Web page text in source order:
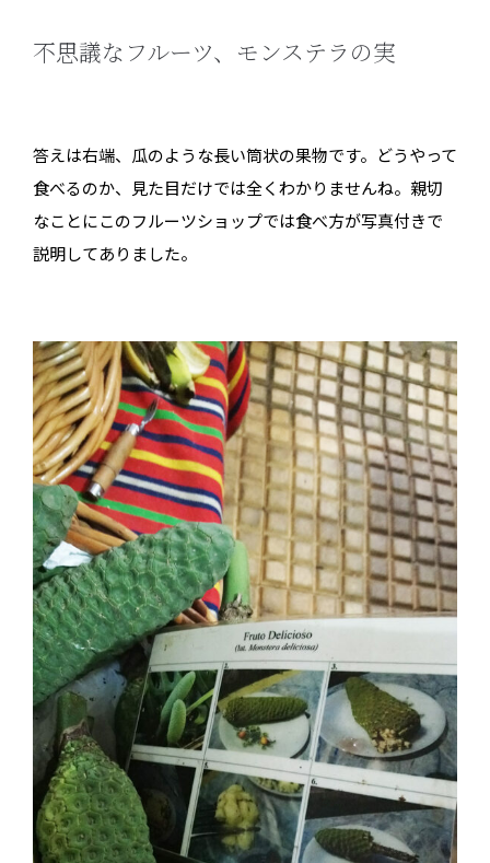
不思議なフルーツ、モンステラの実
答えは右端、瓜のような長い筒状の果物です。どうやって
食べるのか、見た目だけでは全くわかりませんね。親切
なことにこのフルーツショップでは食べ方が写真付きで
説明してありました。